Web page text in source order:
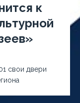
к
свои двери